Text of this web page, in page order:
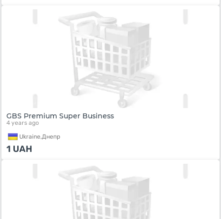
GBS Premium Super Business
4 years ago
Ukraine,Днепр
1 UAH